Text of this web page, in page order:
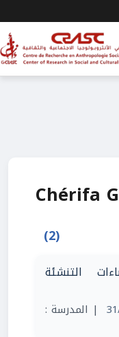
Chérifa
(2)
التنشئة
| المدرسة :